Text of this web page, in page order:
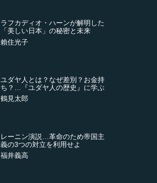
ラフカディオ・ハーンが解明した
「美しい日本」の秘密と未来
賴住光子
ユダヤ人とは？なぜ差別？お金持
ち？…『ユダヤ人の歴史』に学ぶ
鶴見太郎
レーニン演説…革命のため帝国主
義の3つの対立を利用せよ
福井義高